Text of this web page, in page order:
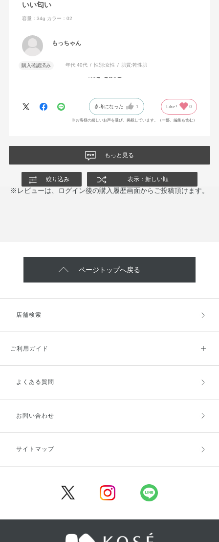
いい匂い
容量：34g カラー：02
もっちゃん
購入確認済み 年代:40代 性別:女性 肌質:乾性肌
参考になった 1 Like! 0
※お客様の嬉しいお声を選び、掲載しています。（一部、編集も含む）
もっと見る
絞り込み 表示：新しい順
※レビューは、ログイン後の購入履歴画面からご投稿頂けます。
ページトップへ戻る
店舗検索
ご利用ガイド
ご利用ガイドトップ
お支払方法
キャンセル・返品・交換
よくある質問
お問い合わせ
サイトマップ